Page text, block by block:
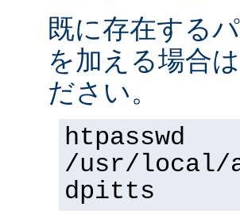
既に存在する
を加える場合
ださい。
htpasswd
/usr/local/
dpitts